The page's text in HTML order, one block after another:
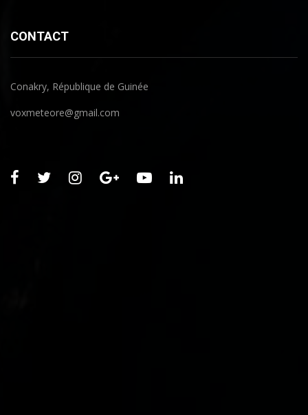
CONTACT
Conakry, République de Guinée
voxmeteore@gmail.com